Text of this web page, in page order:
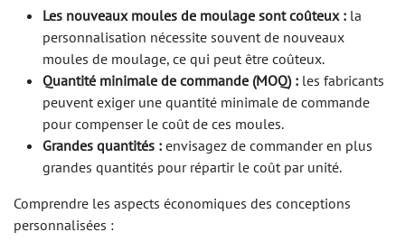
Les nouveaux moules de moulage sont coûteux : la
personnalisation nécessite souvent de nouveaux
moules de moulage, ce qui peut être coûteux.
Quantité minimale de commande (MOQ) : les fabricants
peuvent exiger une quantité minimale de commande
pour compenser le coût de ces moules.
Grandes quantités : envisagez de commander en plus
grandes quantités pour répartir le coût par unité.
Comprendre les aspects économiques des conceptions
personnalisées :